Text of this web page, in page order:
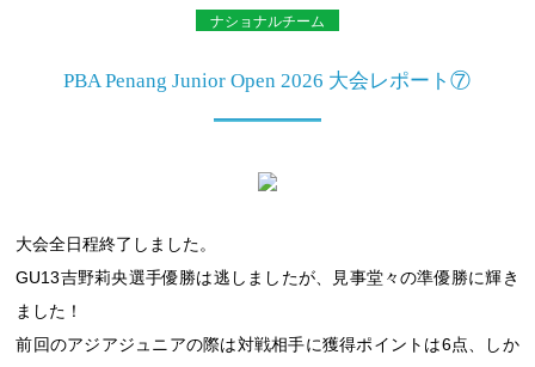
ナショナルチーム
PBA Penang Junior Open 2026 大会レポート⑦
大会全日程終了しました。
GU13吉野莉央選手優勝は逃しましたが、見事堂々の準優勝に輝き
ました！
前回のアジアジュニアの際は対戦相手に獲得ポイントは6点、しか